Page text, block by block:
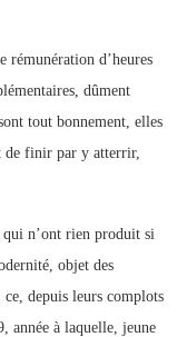
rémunération d’heures
dûment
tout bonnement, elles
de finir par y atterrir,
qui n’ont rien produit si
objet des
depuis leurs complots
année à laquelle, jeune